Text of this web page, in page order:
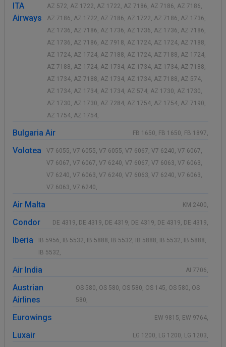
ITA
Airways
AZ 572, AZ 1722, AZ 1722, AZ 7186, AZ 7186, AZ 7186,
AZ 7186, AZ 1722, AZ 7186, AZ 1722, AZ 7186, AZ 1736,
AZ 1736, AZ 7186, AZ 1736, AZ 1736, AZ 1736, AZ 7186,
AZ 1736, AZ 7186, AZ 7918, AZ 1724, AZ 1724, AZ 7188,
AZ 1724, AZ 1724, AZ 7188, AZ 1724, AZ 7188, AZ 1724,
AZ 7188, AZ 1724, AZ 1734, AZ 1734, AZ 1734, AZ 7188,
AZ 1734, AZ 7188, AZ 1734, AZ 1734, AZ 7188, AZ 574,
AZ 1734, AZ 1734, AZ 1734, AZ 574, AZ 1730, AZ 1730,
AZ 1730, AZ 1730, AZ 7284, AZ 1754, AZ 1754, AZ 7190,
AZ 1754, AZ 1754,
Bulgaria Air FB 1650, FB 1650, FB 1897,
Volotea
V7 6055, V7 6055, V7 6055, V7 6067, V7 6240, V7 6067,
V7 6067, V7 6067, V7 6240, V7 6067, V7 6063, V7 6063,
V7 6240, V7 6063, V7 6240, V7 6063, V7 6240, V7 6063,
V7 6063, V7 6240,
Air Malta KM 2400,
Condor DE 4319, DE 4319, DE 4319, DE 4319, DE 4319, DE 4319,
Iberia
IB 5956, IB 5532, IB 5888, IB 5532, IB 5888, IB 5532, IB 5888,
IB 5532,
Air India AI 7706,
Austrian
Airlines
OS 580, OS 580, OS 580, OS 145, OS 580, OS
580,
Eurowings EW 9815, EW 9764,
Luxair LG 1200, LG 1200, LG 1203,